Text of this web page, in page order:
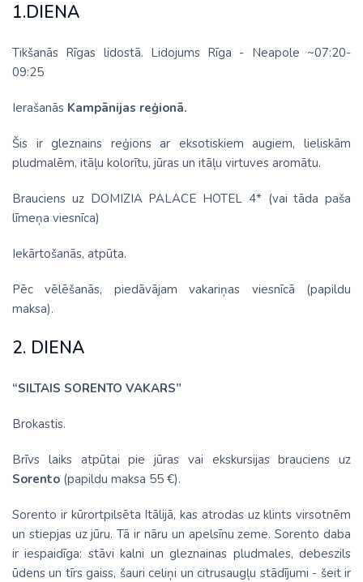
1.DIENA
Tikšanās Rīgas lidostā. Lidojums Rīga - Neapole ~07:20-
09:25
Ierašanās Kampānijas reģionā.
Šis ir gleznains reģions ar eksotiskiem augiem, lieliskām
pludmalēm, itāļu kolorītu, jūras un itāļu virtuves aromātu.
Brauciens uz DOMIZIA PALACE HOTEL 4* (vai tāda paša
līmeņa viesnīca)
Iekārtošanās, atpūta.
Pēc vēlēšanās, piedāvājam vakariņas viesnīcā (papildu
maksa).
2. DIENA
“SILTAIS SORENTO VAKARS”
Brokastis.
Brīvs laiks atpūtai pie jūras vai ekskursijas brauciens uz
Sorento (papildu maksa 55 €).
Sorento ir kūrortpilsēta Itālijā, kas atrodas uz klints virsotnēm
un stiepjas uz jūru. Tā ir nāru un apelsīnu zeme. Sorento daba
ir iespaidīga: stāvi kalni un gleznainas pludmales, debeszils
ūdens un tīrs gaiss, šauri celiņi un citrusaugļu stādījumi - šeit ir